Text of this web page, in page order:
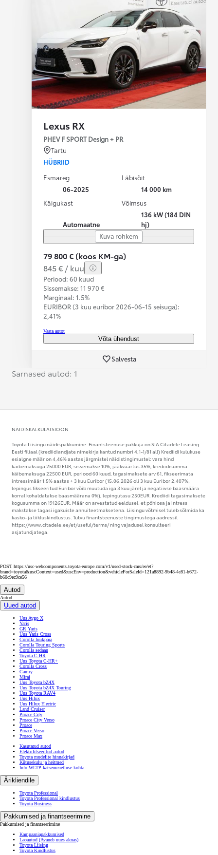
Lexus RX
PHEV F SPORT Design + PR
Tartu
HÜBRIID
Esmareg.
06-2025
Läbisõit
14 000 km
Käigukast
Automaatne
Võimsus
136 kW (184 DIN
hj)
Kuva rohkem
79 800 € (koos KM-ga)
845 € / kuu
Periood: 60 kuud
Sissemakse: 11 970 €
Marginaal: 1.5%
EURIBOR (3 kuu euribor 2026-06-15 seisuga):
2,41%
Vaata autot
Võta ühendust
Salvesta
Sarnased autod: 1
NÄIDISKALKULATSIOON
Toyota Liisingu näidispakkumine. Finantsteenuse pakkuja on SIA Citadele Leasing
Eesti filiaal (krediidiandjate nimekirja kantud numbri 4,1-1/81 all) Krediidi kulukuse
esialgne määr on 4,46% aastas järgmistel näidistingimustel: vara hind
käibemaksuga 25000 EUR, sissemakse 10%, jääkväärtus 35%, krediidisumma
käibemaksuga 22500 EUR, periood 60 kuud, tagasimaksete arv 61, fikseerimata
intressimäär 1.5% aastas + 3 kuu Euribor (15.06.2026 oli 3 kuu Euribor 2,407%,
lepingus fikseeritud Euribor võib muutuda iga 3 kuu järel ja negatiivse baasmäära
korral kohaldatakse baasmäärana 0%), lepingutasu 250EUR. Krediidi tagasimaksete
kogusumma on 19126EUR. Määr on arvestatud eeldusel, et põhiosa ja intress
makstakse tagasi igakuiste annuiteetmaksetena. Liisingu võtmisel tuleb sõlmida ka
kasko- ja liikluskindlustus. Tutvu finantsteenuste tingimustega aadressil
https://www.citadele.ee/et/useful/terms/ ning vajadusel konsulteeri
asjatundjatega.
POST https://usc-webcomponents.toyota-europe.com/v1/used-stock-cars/ee/et?
brand=toyota&uscContext=used&uscEnv=production&vehicleForSaleId=121a8892-9b48-4c81-b672-
b60c9ec9ce56
Autod
Autod
Uued autod
Uus Aygo X
Yaris
GR Yaris
Uus Yaris Cross
Corolla luukpära
Corolla Touring Sports
Corolla sedaan
Toyota C-HR
Uus Toyota C-HR+
Corolla Cross
Camry
Mirai
Uus Toyota bZ4X
Uus Toyota bZ4X Touring
Uus Toyota RAV4
Uus Hilux
Uus Hilux Electric
Land Cruiser
Proace City
Proace City Verso
Proace
Proace Verso
Proace Max
Kasutatud autod
Elektrifitseeritud autod
Toyota mudelite hinnakirjad
Kütusekulu ja heitmed
Info WLTP katsemenetluse kohta
Ärikliendile
Toyota Professional
Toyota Professional kindlustus
Toyota Business
Pakkumised ja finantseerimine
Pakkumised ja finantseerimine
Kampaaniapakkumised
Laoautod (Avaneb uues aknas)
Toyota Liising
Toyota Kindlustus